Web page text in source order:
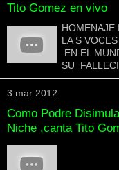
Tito Gomez en vivo
HOMENAJE
LA S
EN EL
SU
3 mar 2012
Como Podre
Niche ,canta Tito